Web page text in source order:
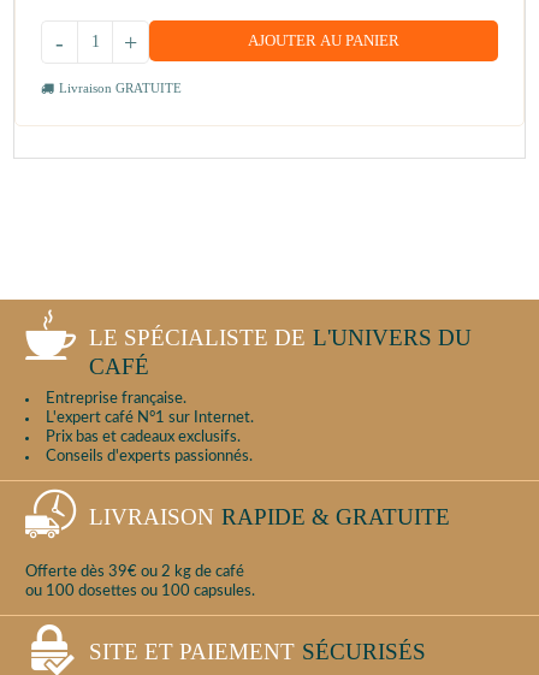
+
- AJOUTER AU PANIER
Livraison GRATUITE
LE SPÉCIALISTE DE L'UNIVERS DU
CAFÉ
Entreprise française.
L'expert café N°1 sur Internet.
Prix bas et cadeaux exclusifs.
Conseils d'experts passionnés.
LIVRAISON RAPIDE & GRATUITE
Offerte dès 39€ ou 2 kg de café
ou 100 dosettes ou 100 capsules.
SITE ET PAIEMENT SÉCURISÉS